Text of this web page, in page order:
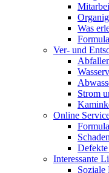
Was
Ver- und
Strom
Online
Defekte
Interessante
Soziale